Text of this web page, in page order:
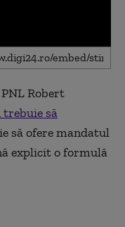
Robert
să
să ofere mandatul
explicit o formulă